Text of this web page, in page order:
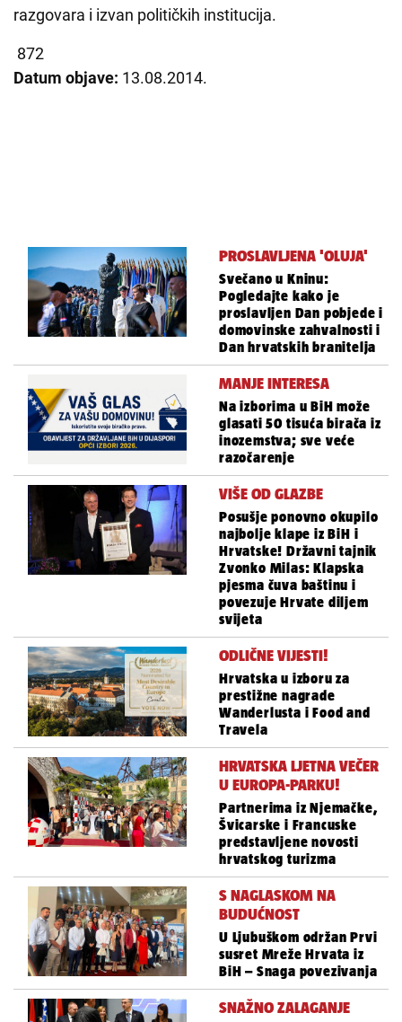
razgovara i izvan političkih institucija.
872
Datum objave: 13.08.2014.
PROSLAVLJENA 'OLUJA'
Svečano u Kninu:
Pogledajte kako je
proslavljen Dan pobjede i
domovinske zahvalnosti i
Dan hrvatskih branitelja
MANJE INTERESA
Na izborima u BiH može
glasati 50 tisuća birača iz
inozemstva; sve veće
razočarenje
VIŠE OD GLAZBE
Posušje ponovno okupilo
najbolje klape iz BiH i
Hrvatske! Državni tajnik
Zvonko Milas: Klapska
pjesma čuva baštinu i
povezuje Hrvate diljem
svijeta
ODLIČNE VIJESTI!
Hrvatska u izboru za
prestižne nagrade
Wanderlusta i Food and
Travela
HRVATSKA LJETNA VEČER
U EUROPA-PARKU!
Partnerima iz Njemačke,
Švicarske i Francuske
predstavljene novosti
hrvatskog turizma
S NAGLASKOM NA
BUDUĆNOST
U Ljubuškom održan Prvi
susret Mreže Hrvata iz
BiH – Snaga povezivanja
SNAŽNO ZALAGANJE